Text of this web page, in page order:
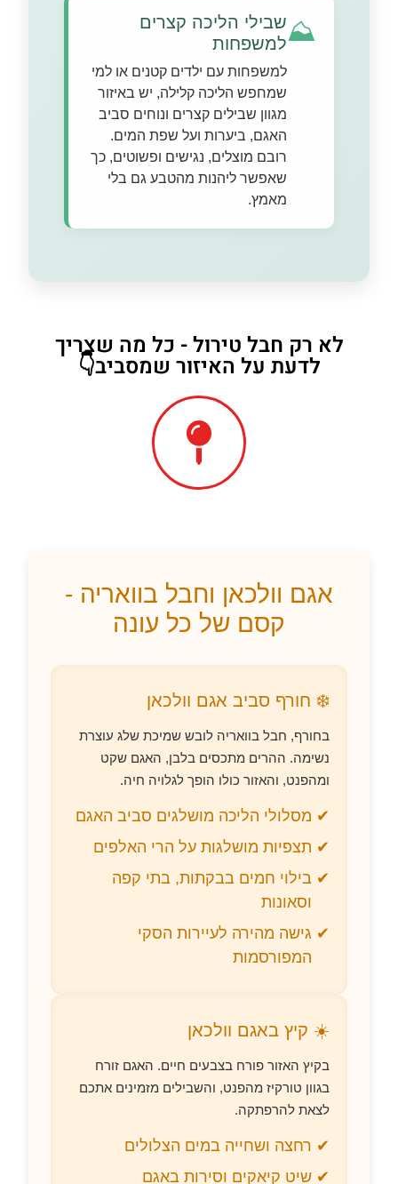
⛰️שבילי הליכה קצרים
למשפחות
למשפחות עם ילדים קטנים או למי
שמחפש הליכה קלילה, יש באיזור
מגוון שבילים קצרים ונוחים סביב
האגם, ביערות ועל שפת המים.
רובם מוצלים, נגישים ופשוטים, כך
שאפשר ליהנות מהטבע גם בלי
מאמץ.
לא רק חבל טירול - כל מה שצריך
לדעת על האיזור שמסביב👇
אגם וולכאן וחבל בוואריה -
קסם של כל עונה
❄️ חורף סביב אגם וולכאן
בחורף, חבל בוואריה לובש שמיכת שלג עוצרת
נשימה. ההרים מתכסים בלבן, האגם שקט
ומהפנט, והאזור כולו הופך לגלויה חיה.
מסלולי הליכה מושלגים סביב האגם
תצפיות מושלגות על הרי האלפים
בילוי חמים בבקתות, בתי קפה
וסאונות
גישה מהירה לעיירות הסקי
המפורסמות
☀️ קיץ באגם וולכאן
בקיץ האזור פורח בצבעים חיים. האגם זורח
בגוון טורקיז מהפנט, והשבילים מזמינים אתכם
לצאת להרפתקה.
רחצה ושחייה במים הצלולים
שיט קיאקים וסירות באגם